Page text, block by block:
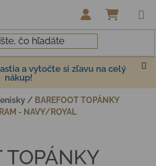
a vytočte si zľavu na celý
nákup!
/ BAREFOOT TOPÁNKY
- NAVY/ROYAL
TOPÁNKY